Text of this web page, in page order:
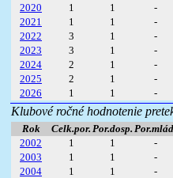
2020
1 1 -
2021
1 1 -
2022
3 1 -
2023
3 1 -
2024
2 1 -
2025
2 1 -
2026
1 1 -
Klubové ročné hodnotenie
Rok Celk.por. Por.dosp.
2002
1 1
-
2003
1 1
-
2004
1 1
-